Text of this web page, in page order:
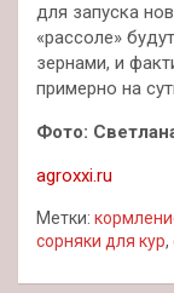
для запуска
«рассоле»
зернами, и
примерно на
Фото:
agroxxi.ru
Метки:
сорняки для кур,